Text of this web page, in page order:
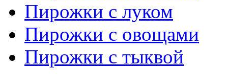
Пирожки с луком
Пирожки с овощами
Пирожки с тыквой